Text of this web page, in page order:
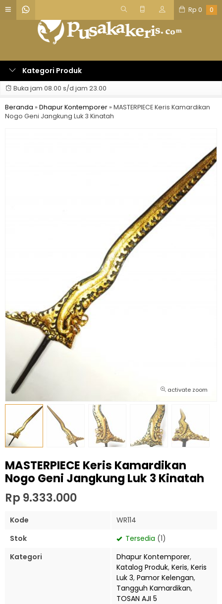
Rp 0 0
Kategori Produk
Buka jam 08.00 s/d jam 23.00
Beranda » Dhapur Kontemporer » MASTERPIECE Keris Kamardikan
Nogo Geni Jangkung Luk 3 Kinatah
activate zoom
MASTERPIECE Keris Kamardikan
Nogo Geni Jangkung Luk 3 Kinatah
Rp 9.333.000
Kode
WR114
Stok
Tersedia (1)
Kategori
Dhapur Kontemporer,
Katalog Produk, Keris, Keris
Luk 3, Pamor Kelengan,
Tangguh Kamardikan,
TOSAN AJI 5